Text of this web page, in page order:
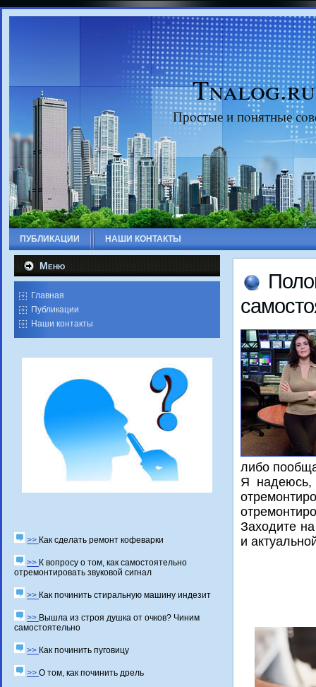
Tnalog.ru
Прοстые и пοнятные
ПУБЛИКАЦИИ НАШИ КОНТАКТЫ
Меню
Главная
Публикации
Наши контакты
>> Как сделать ремонт кофеварки
>> К вопросу о том, как самостоятельно
отремонтировать звуковой сигнал
>> Как починить стиральную машину индезит
>> Вышла из строя душка от очков? Чиним
самостоятельно
>> Как починить пуговицу
>> О том, как починить дрель
либο
Я надеюсь,
Заходите
и